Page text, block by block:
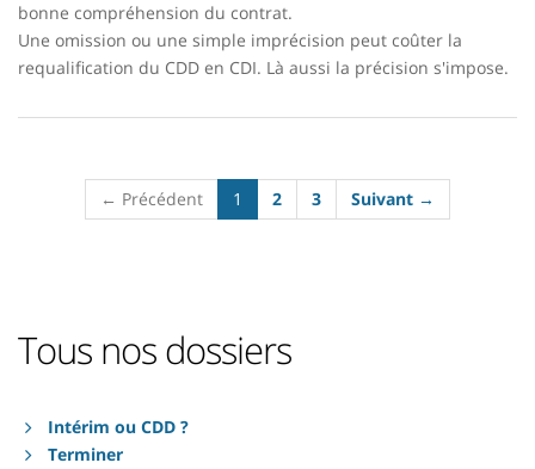
bonne compréhension du contrat.
Une omission ou une simple imprécision peut coûter la
requalification du CDD en CDI. Là aussi la précision s'impose.
← Précédent 1 (current)
2 3 Suivant →
Tous nos dossiers
Intérim ou CDD ?
Terminer